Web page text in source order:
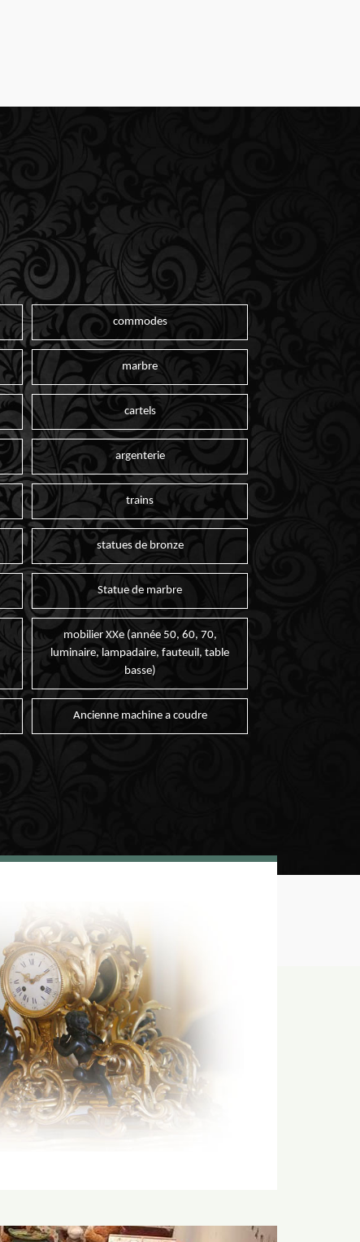
commodes
marbre
cartels
argenterie
trains
statues de bronze
Statue de marbre
mobilier XXe (année 50, 60, 70,
luminaire, lampadaire, fauteuil, table
basse)
Ancienne machine a coudre